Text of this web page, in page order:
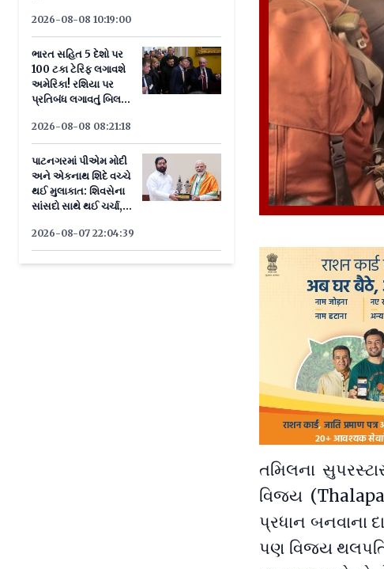
2026-08-08 10:19:00
ભારત સહિત 5 દેશો પર
100 ટકા ટેરિફ લગાવશે
અમેરિકા! રશિયા પર
પ્રતિબંધ લગાવતું બિલ
2026-08-08 08:21:18
પાટનગરમાં પીએમ મોદી
અને એકનાથ શિંદે વચ્ચે
થઈ મુલાકાત: શિવસેના
સાંસદો સાથે થઈ ચર્ચા,
2026-08-07 22:04:39
તમિલના
વિજય
પ્રધાન બનવાના
પણ વિજય